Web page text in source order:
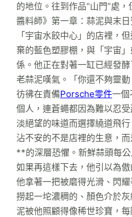
的地位。往到作品“山門”處
醬料師》第一章：蒜泥與末
「宇宙水餃中心」的店裡，
棄的藍色塑膠棚，與「宇宙
係。他正在對著一缸已經發酵
老蒜泥嘆氣。「你還不夠靈
彷彿在責備Porsche零件一個
個人，連蒼蠅都因為難以忍
淡絕望的味道而選擇繞道飛
沾不安的不是店裡的生意，
**的深層恐懼。新鮮蒜頭每
如果再這樣下去，他引以為
他拿著一把被磨得光滑、閃
撈起一坨濃稠的、顏色介於
泥被他照顧得像稀世珍寶，